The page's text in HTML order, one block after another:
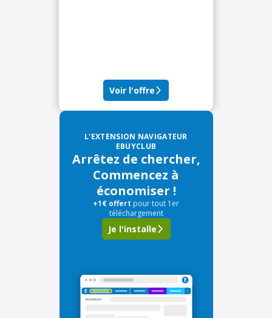
Voir l'offre
L'EXTENSION NAVIGATEUR
EBUYCLUB
Arrêtez de chercher,
Commencez à
économiser !
+1€ offert pour tout 1er
téléchargement
Je l'installe